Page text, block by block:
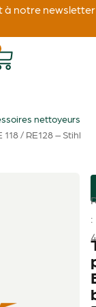
à notre newsletter
nettoyeurs
/ RE128 – Stihl
: